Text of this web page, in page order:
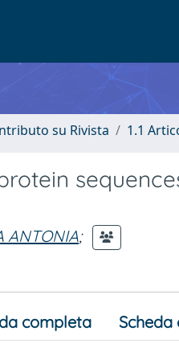
su Rivista 1.1
ANTONIA;
completa Scheda